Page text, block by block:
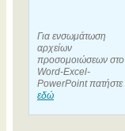
Για ενσωμάτωση
αρχείων
προσομοιώσεων στο
Word-Excel-
PowerPoint πατήστε
εδώ